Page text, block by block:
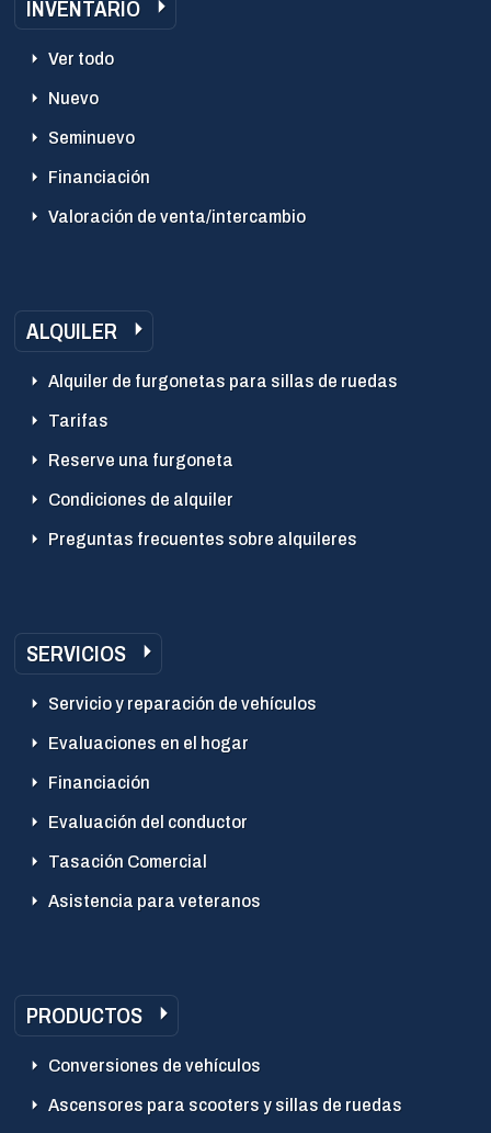
INVENTARIO
Ver todo
Nuevo
Seminuevo
Financiación
Valoración de venta/intercambio
ALQUILER
Alquiler de furgonetas para sillas de ruedas
Tarifas
Reserve una furgoneta
Condiciones de alquiler
Preguntas frecuentes sobre alquileres
SERVICIOS
Servicio y reparación de vehículos
Evaluaciones en el hogar
Financiación
Evaluación del conductor
Tasación Comercial
Asistencia para veteranos
PRODUCTOS
Conversiones de vehículos
Ascensores para scooters y sillas de ruedas